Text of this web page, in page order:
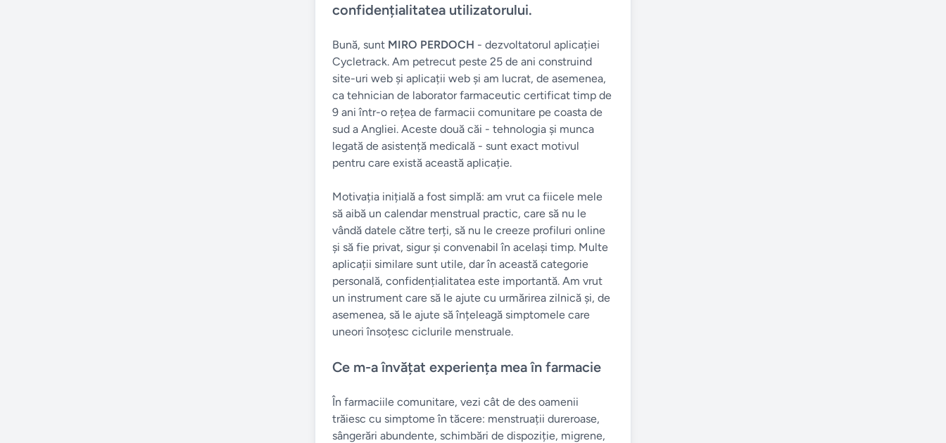
confidențialitatea utilizatorului.
Bună, sunt MIRO PERDOCH - dezvoltatorul aplicației
Cycletrack. Am petrecut peste 25 de ani construind
site-uri web și aplicații web și am lucrat, de asemenea,
ca tehnician de laborator farmaceutic certificat timp de
9 ani într-o rețea de farmacii comunitare pe coasta de
sud a Angliei. Aceste două căi - tehnologia și munca
legată de asistență medicală - sunt exact motivul
pentru care există această aplicație.
Motivația inițială a fost simplă: am vrut ca fiicele mele
să aibă un calendar menstrual practic, care să nu le
vândă datele către terți, să nu le creeze profiluri online
și să fie privat, sigur și convenabil în același timp. Multe
aplicații similare sunt utile, dar în această categorie
personală, confidențialitatea este importantă. Am vrut
un instrument care să le ajute cu urmărirea zilnică și, de
asemenea, să le ajute să înțeleagă simptomele care
uneori însoțesc ciclurile menstruale.
Ce m-a învățat experiența mea în farmacie
În farmaciile comunitare, vezi cât de des oamenii
trăiesc cu simptome în tăcere: menstruații dureroase,
sângerări abundente, schimbări de dispoziție, migrene,